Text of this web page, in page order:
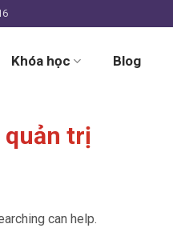
Khóa học Blog
quản trị
can help.